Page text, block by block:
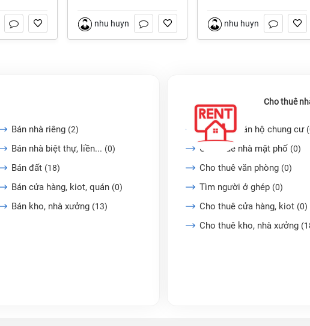
nhu huynh
nhu huynh
Bán nhà riêng (2)
Bán nhà biệt thự, liền... (0)
Bán đất (18)
Bán cửa hàng, kiot, quán (0)
Bán kho, nhà xưởng (13)
Cho thuê
Cho thuê căn hộ chung cư
Cho thuê nhà mặt phố (0)
Cho thuê văn phòng (0)
Tìm người ở ghép (0)
Cho thuê cửa hàng, kiot (0)
Cho thuê kho, nhà xưởng